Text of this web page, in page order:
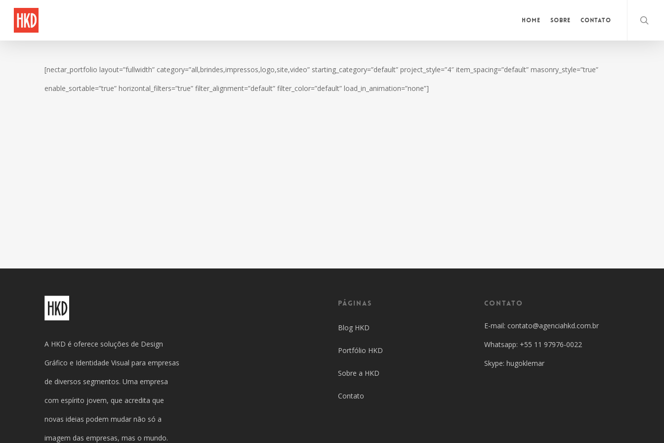
Home Sobre Contato
[nectar_portfolio layout=”fullwidth” category=”all,brindes,impressos,logo,site,video” starting_category=”default” project_style=”4″ item_spacing=”default” masonry_style=”true”
enable_sortable=”true” horizontal_filters=”true” filter_alignment=”default” filter_color=”default” load_in_animation=”none”]
A HKD é oferece soluções de Design
Gráfico e Identidade Visual para empresas
de diversos segmentos. Uma empresa
com espírito jovem, que acredita que
novas ideias podem mudar não só a
imagem das empresas, mas o mundo.
Páginas
Blog HKD
Portfólio HKD
Sobre a HKD
Contato
Contato
E-mail: contato@agenciahkd.com.br
Whatsapp: +55 11 97976-0022
Skype: hugoklemar